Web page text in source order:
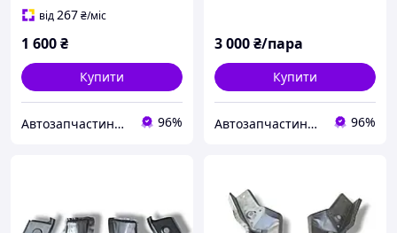
від267₴/міс
1 600₴
Купити
Автозапчастини adamcompani 96%
3 000₴/пара
Купити
Автозапчастини adamcompani 96%